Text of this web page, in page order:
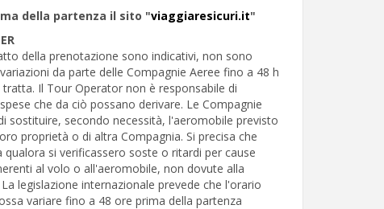
della partenza il sito "viaggiaresicuri.it"
della prenotazione sono indicativi, non sono
da parte delle Compagnie Aeree fino a 48 h
Il Tour Operator non è responsabile di
che da ciò possano derivare. Le Compagnie
sostituire, secondo necessità, l'aeromobile previsto
proprietà o di altra Compagnia. Si precisa che
si verificassero soste o ritardi per cause
al volo o all'aeromobile, non dovute alla
legislazione internazionale prevede che l'orario
variare fino a 48 ore prima della partenza